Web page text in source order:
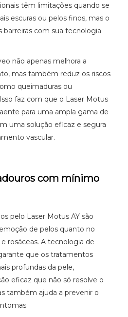
têm limitações quando se
escuras ou pelos finos, mas o
barreiras com sua tecnologia
não apenas melhora a
mas também reduz os riscos
queimaduras ou
faz com que o Laser Motus
para uma ampla gama de
uma solução eficaz e segura
vascular.
com mínimo
pelo Laser Motus AY são
de pelos quanto no
rosáceas. A tecnologia de
que os tratamentos
profundas da pele,
eficaz que não só resolve o
também ajuda a prevenir o